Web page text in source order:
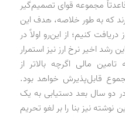
مجموعه قوای تصمیم‌گیر
که به طور خلاصه، هدف این
کنیم؛ از این‌رو اولاً در
رشد اخیر نرخ ارز نیز استمرار
مالی اگرچه بالاتر از
قابل‌پذیرش خواهد بود.
در دو سال بعد دستیابی به یک
نیز بنا را بر لغو تحریم